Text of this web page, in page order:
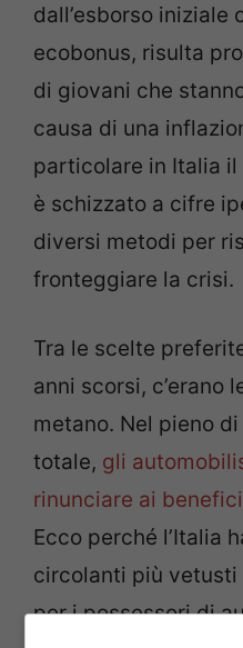
dall’esborso iniziale
ecobonus, risulta
di giovani che
causa di una
particolare in Italia il
è schizzato a cifre
diversi metodi per
fronteggiare la crisi.
Tra le scelte
anni scorsi, c’erano
metano. Nel pieno
totale, gli
rinunciare ai
Ecco perché l’Italia
circolanti più vetusti
per i possessori di